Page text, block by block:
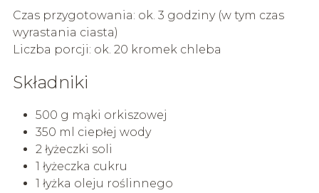
Czas przygotowania: ok. 3 godziny (w tym czas
wyrastania ciasta)
Liczba porcji: ok. 20 kromek chleba
Składniki
500 g mąki orkiszowej
350 ml ciepłej wody
2 łyżeczki soli
1 łyżeczka cukru
1 łyżka oleju roślinnego